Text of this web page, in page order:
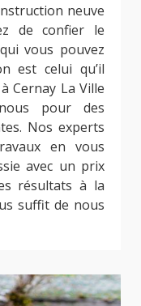
neuve
de confier le
vous pouvez
est celui qu’il
Cernay La Ville
pour des
Nos experts
en vous
avec un prix
résultats à la
suffit de nous